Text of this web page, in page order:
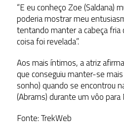
“E eu conheço Zoe (Saldana)
poderia mostrar meu
tentando manter a cabeça fria
coisa foi revelada”.
Aos mais íntimos, a atriz afirma
que conseguiu manter-se
sonho) quando se encontrou
(Abrams) durante um vôo para
Fonte: TrekWeb